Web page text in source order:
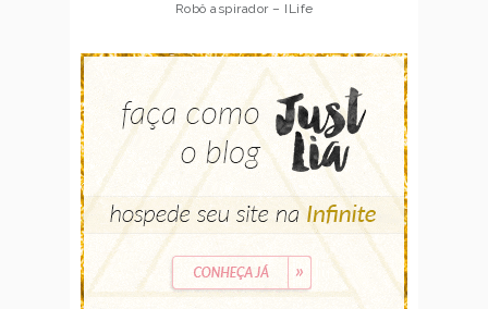
Robô aspirador – ILife